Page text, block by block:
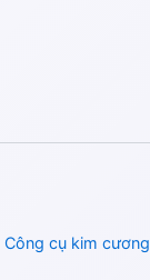
Công cụ kim cương